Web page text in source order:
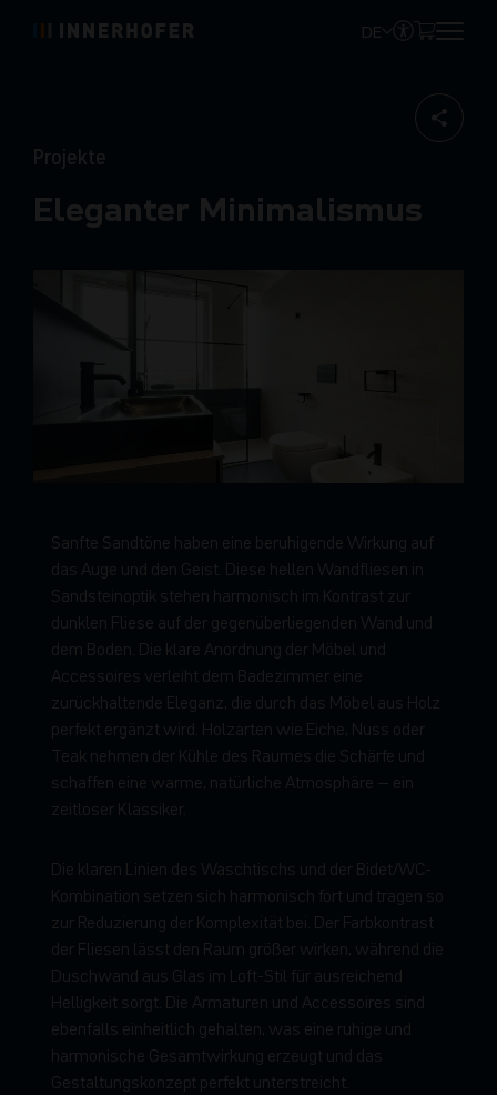
DE
Projekte
Eleganter Minimalismus
Sanfte Sandtöne haben eine beruhigende Wirkung auf
das Auge und den Geist. Diese hellen Wandfliesen in
Sandsteinoptik stehen harmonisch im Kontrast zur
dunklen Fliese auf der gegenüberliegenden Wand und
dem Boden. Die klare Anordnung der Möbel und
Accessoires verleiht dem Badezimmer eine
zurückhaltende Eleganz, die durch das Möbel aus Holz
perfekt ergänzt wird. Holzarten wie Eiche, Nuss oder
Teak nehmen der Kühle des Raumes die Schärfe und
schaffen eine warme, natürliche Atmosphäre – ein
zeitloser Klassiker.
Die klaren Linien des Waschtischs und der Bidet/WC-
Kombination setzen sich harmonisch fort und tragen so
zur Reduzierung der Komplexität bei. Der Farbkontrast
der Fliesen lässt den Raum größer wirken, während die
Duschwand aus Glas im Loft-Stil für ausreichend
Helligkeit sorgt. Die Armaturen und Accessoires sind
ebenfalls einheitlich gehalten, was eine ruhige und
harmonische Gesamtwirkung erzeugt und das
Gestaltungskonzept perfekt unterstreicht.